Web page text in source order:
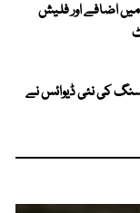
اضافے اور فلیش
سنگ کی نئی ڈیوائس نے